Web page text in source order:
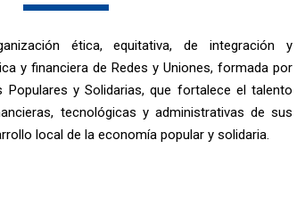
ética, equitativa, de integración y
y financiera de Redes y Uniones, formada por
Populares y Solidarias, que fortalece el talento
tecnológicas y administrativas de sus
local de la economía popular y solidaria.